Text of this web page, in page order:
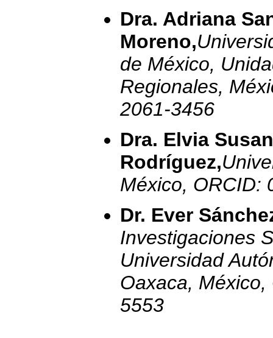
Dra. Adriana
Moreno,
de México,
Regionales,
2061-3456
Dra. Elvia
Rodríguez,
México, ORCID:
Dr. Ever
Investigaciones
Universidad
Oaxaca,
5553